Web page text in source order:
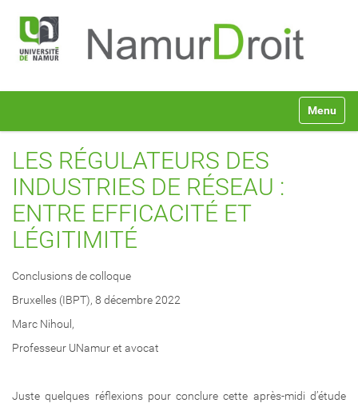
v
Toggle
LES RÉGULATEURS DES
INDUSTRIES DE RÉSEAU :
ENTRE EFFICACITÉ ET
LÉGITIMITÉ
Conclusions de colloque
Bruxelles (IBPT), 8 décembre 2022
Marc Nihoul,
Professeur UNamur et avocat
Juste quelques réflexions pour conclure cette après-midi d’étude